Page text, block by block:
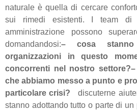
naturale è quella di cercare
sui rimedi esistenti. I team
amministrazione possono
domandandosi:– cosa
organizzazioni in questo
concorrenti nel nostro settore?
che abbiamo messo a punto e
particolare crisi? discuterne
stanno adottando tutto o parte di